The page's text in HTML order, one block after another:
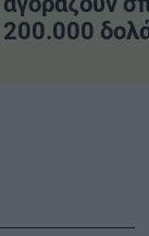
200.000